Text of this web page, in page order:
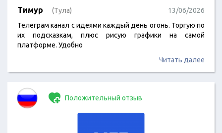
Тимур (Тула)
13/06/2026
Телеграм канал с идеями каждый день огонь. Торгую по
их подсказкам, плюс рисую графики на самой
платформе. Удобно
Читать далее
Положительный отзыв